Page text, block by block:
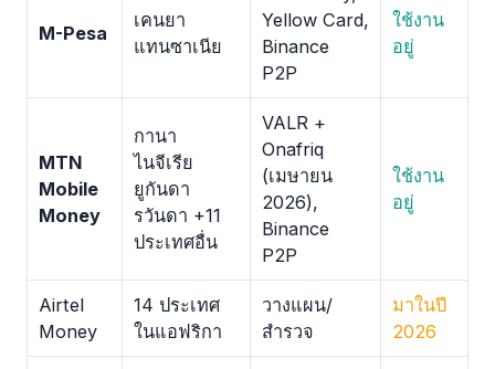
M-Pesa
เคนยา
แทนซาเนีย
Yellow Card,
Binance
P2P
ใช้งาน
อยู่
MTN
Mobile
Money
กานา
ไนจีเรีย
ยูกันดา
รวันดา +11
ประเทศอื่น
VALR +
Onafriq
(เมษายน
2026),
Binance
P2P
ใช้งาน
อยู่
Airtel
Money
14 ประเทศ
ในแอฟริกา
วางแผน/
สำรวจ
มาในปี
2026